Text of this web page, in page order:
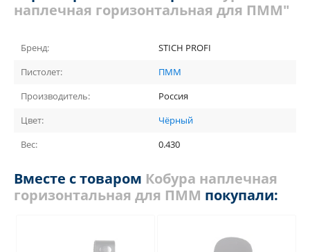
наплечная горизонтальная для ПММ"
Бренд:
STICH PROFI
Пистолет:
ПММ
Производитель:
Россия
Цвет:
Чёрный
Вес:
0.430
Вместе с товаром Кобура наплечная
горизонтальная для ПММ покупали: